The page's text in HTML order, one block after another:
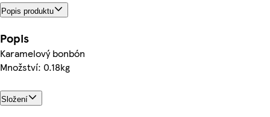
Popis produktu
Popis
Karamelový bonbón
Množství: 0.18kg
Složení